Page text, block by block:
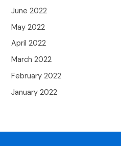
June 2022
May 2022
April 2022
March 2022
February 2022
January 2022